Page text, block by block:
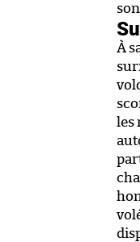
À
les